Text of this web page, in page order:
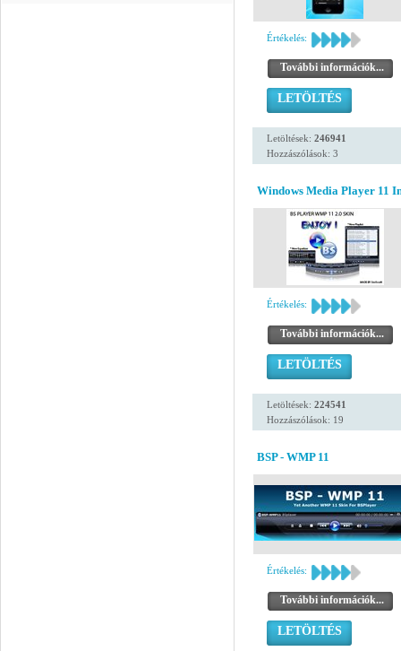
Értékelés:
További információk...
LETÖLTÉS
Letöltések: 246941
Hozzászólások: 3
Windows Media Player 11
Értékelés:
További információk...
LETÖLTÉS
Letöltések: 224541
Hozzászólások: 19
BSP - WMP 11
Értékelés:
További információk...
LETÖLTÉS